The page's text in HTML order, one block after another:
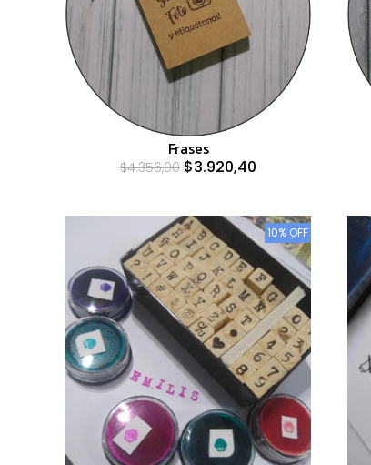
Frases
$4.356,00 $3.920,40
10% OFF